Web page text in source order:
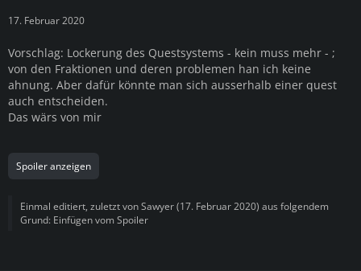
17. Februar 2020
Vorschlag: Lockerung des Questsystems - kein muss mehr - ;
von den Fraktionen und deren problemen han ich keine
ahnung. Aber dafür könnte man sich ausserhalb einer quest
auch entscheiden.
Das wärs von mir
Spoiler anzeigen
Einmal editiert, zuletzt vonSawyer(17. Februar 2020) aus folgendem
Grund: Einfügen vom Spoiler